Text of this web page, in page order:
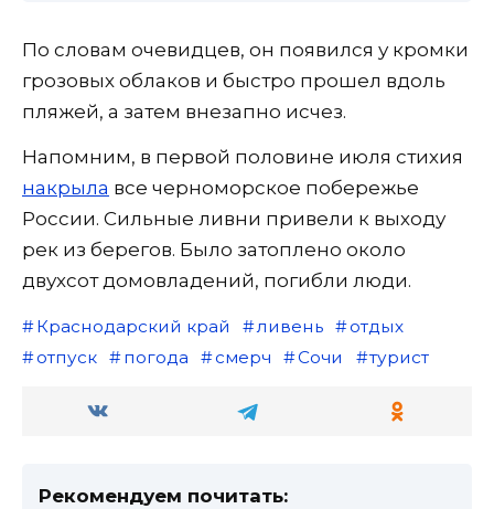
По словам очевидцев, он появился у кромки
грозовых облаков и быстро прошел вдоль
пляжей, а затем внезапно исчез.
Напомним, в первой половине июля стихия
накрыла все черноморское побережье
России. Сильные ливни привели к выходу
рек из берегов. Было затоплено около
двухсот домовладений, погибли люди.
Краснодарский край ливень
отдых
отпуск
погода смерч Сочи турист
Рекомендуем почитать: